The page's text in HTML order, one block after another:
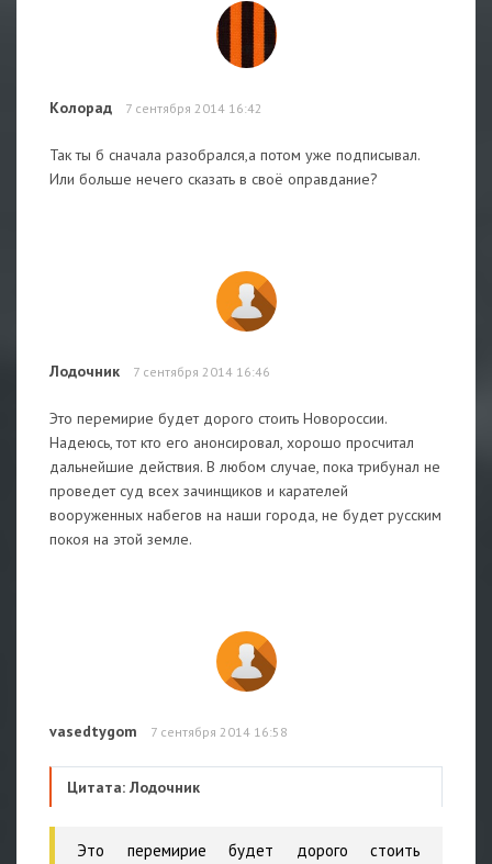
Колорад 7 сентября 2014 16:42
Так ты б сначала разобрался,а потом уже подписывал.
Или больше нечего сказать в своё оправдание?
Лодочник 7 сентября 2014 16:46
Это перемирие будет дорого стоить Новороссии.
Надеюсь, тот кто его анонсировал, хорошо просчитал
дальнейшие действия. В любом случае, пока трибунал не
проведет суд всех зачинщиков и карателей
вооруженных набегов на наши города, не будет русским
покоя на этой земле.
vasedtygom 7 сентября 2014 16:58
Цитата: Лодочник
Это перемирие будет дорого стоить